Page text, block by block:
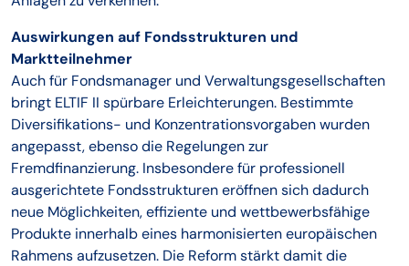
Auswirkungen auf Fondsstrukturen und
Marktteilnehmer
Auch für Fondsmanager und Verwaltungsgesellschaften
bringt ELTIF II spürbare Erleichterungen. Bestimmte
Diversifikations- und Konzentrationsvorgaben wurden
angepasst, ebenso die Regelungen zur
Fremdfinanzierung. Insbesondere für professionell
ausgerichtete Fondsstrukturen eröffnen sich dadurch
neue Möglichkeiten, effiziente und wettbewerbsfähige
Produkte innerhalb eines harmonisierten europäischen
Rahmens aufzusetzen. Die Reform stärkt damit die